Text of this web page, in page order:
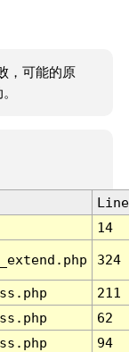
，可能的原
Line
14
324
211
62
94